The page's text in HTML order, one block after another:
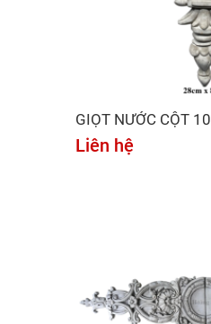
GIỌT NƯỚC CỘT 10
Liên hệ